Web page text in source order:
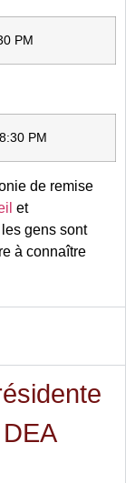
PM
PM
de remise
et
les gens sont
à connaître